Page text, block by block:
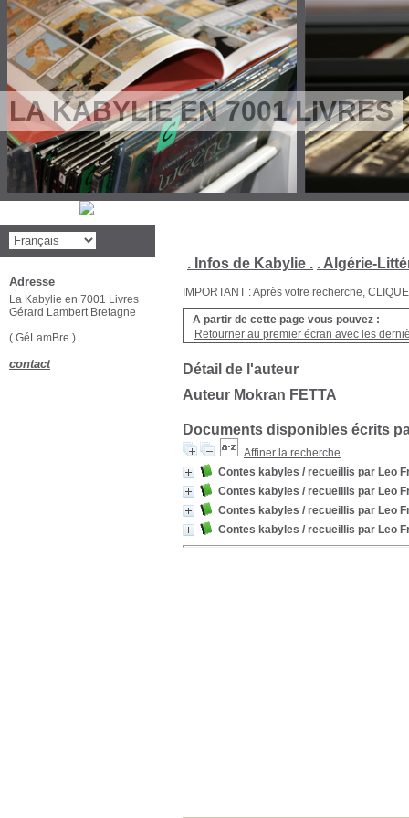
LA KABYLIE EN 7001 LIVRES
. Infos de Kabylie . . Algérie-
IMPORTANT : Après votre recherche,
A partir de cette page vous pouvez :
Retourner au premier écran avec les
Détail de l'auteur
Auteur Mokran FETTA
Documents disponibles écrits
Affiner la recherche
Contes kabyles / recueillis par Leo
Contes kabyles / recueillis par Leo
Contes kabyles / recueillis par Leo
Contes kabyles / recueillis par Leo
Adresse
La Kabylie en 7001 Livres
Gérard Lambert Bretagne
( GéLamBre )
contact